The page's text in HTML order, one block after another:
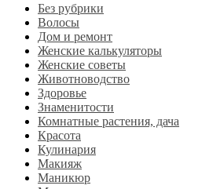
Без рубрики
Волосы
Дом и ремонт
Женские калькуляторы
Женские советы
Животноводство
Здоровье
Знаменитости
Комнатные растения, дача
Красота
Кулинария
Макияж
Маникюр